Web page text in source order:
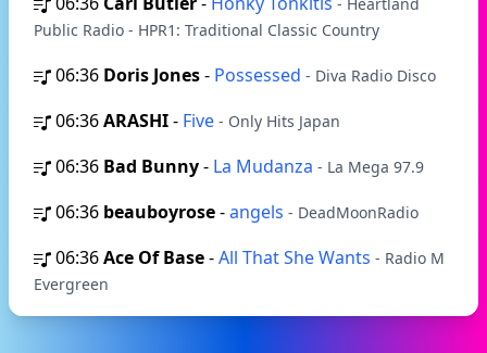
Public Radio - HPR1: Traditional Classic Country
06:36 Doris Jones- Possessed - Diva Radio Disco
06:36ARASHI- Five - Only Hits Japan
06:36 Bad Bunny- La Mudanza - La Mega 97.9
06:36 beauboyrose-angels - DeadMoonRadio
06:36Ace Of Base-All That She Wants - Radio M
Evergreen